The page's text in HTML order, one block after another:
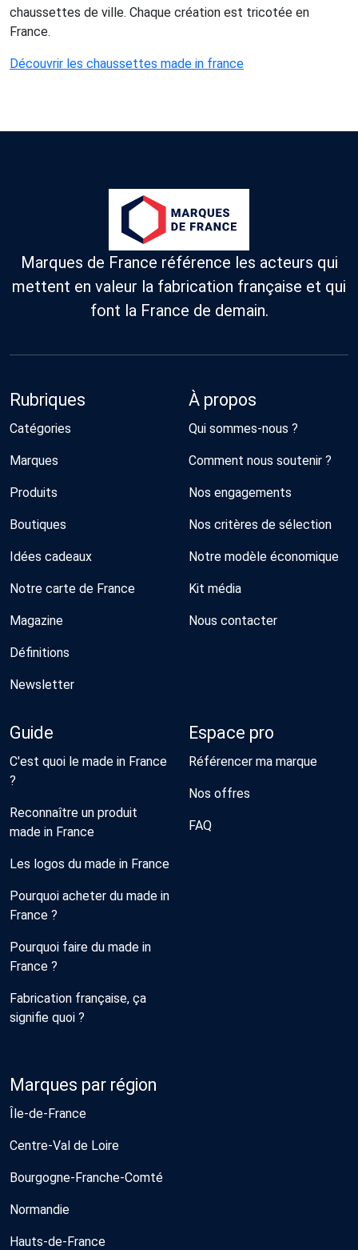
chaussettes de ville. Chaque création est tricotée en
France.
Découvrir les chaussettes made in france
Marques de France référence les acteurs qui
mettent en valeur la fabrication française et qui
font la France de demain.
Rubriques
Catégories
Marques
Produits
Boutiques
Idées cadeaux
Notre carte de France
Magazine
Définitions
Newsletter
À propos
Qui sommes-nous ?
Comment nous soutenir ?
Nos engagements
Nos critères de sélection
Notre modèle économique
Kit média
Nous contacter
Guide
C'est quoi le made in France
?
Reconnaître un produit
made in France
Les logos du made in France
Pourquoi acheter du made in
France ?
Pourquoi faire du made in
France ?
Fabrication française, ça
signifie quoi ?
Espace pro
Référencer ma marque
Nos offres
FAQ
Marques par région
Île-de-France
Centre-Val de Loire
Bourgogne-Franche-Comté
Normandie
Hauts-de-France